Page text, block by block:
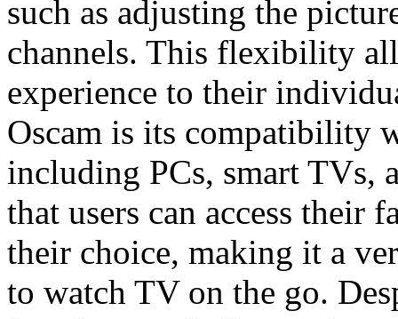
such as adjusting the
channels. This flexibility
experience to their
Oscam is its compatibility
including PCs, smart TVs,
that users can access their
their choice, making it a
to watch TV on the go.